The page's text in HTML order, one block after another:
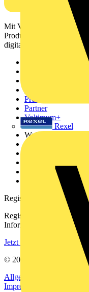
Rexel
Mit Voltimum erhalten
Produktinformationen,
digitalen Plattform und
Produktsuche
Partner
Voltimum+
Weitere Links
Über uns
Häufig gestellte
voltimum.com
Registrierung
Registrieren Sie sich
Informationen aus der
Jetzt registrieren
© 2002-
Allgemeine
Impressum